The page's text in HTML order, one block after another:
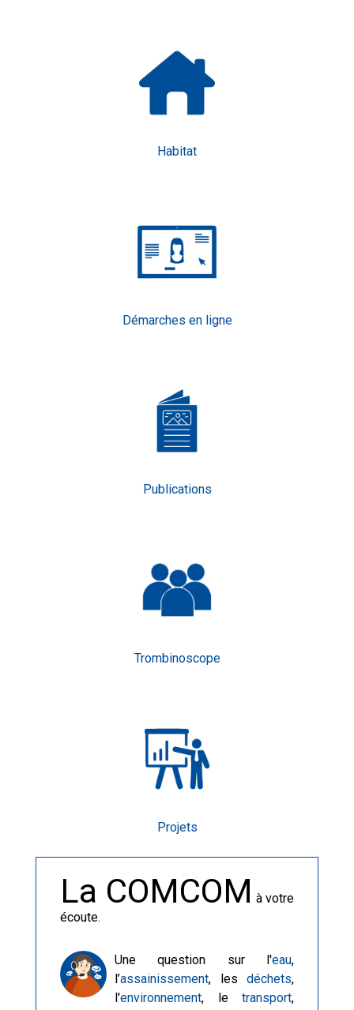
Habitat
Démarches en ligne
Publications
Trombinoscope
Projets
La COMCOM à votre
écoute.
Une question sur l'eau,
l’assainissement, lesdéchets,
l'environnement, letransport,